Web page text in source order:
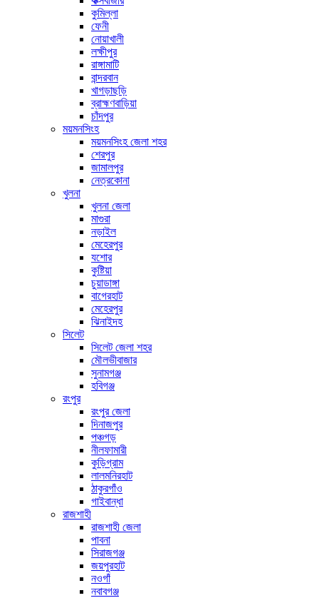
কুমিল্লা
ফেনী
নোয়াখালী
লক্ষীপুর
রাঙ্গামাটি
বান্দরবান
খাগড়াছড়ি
ব্রাহ্মণবাড়িয়া
চাঁদপুর
ময়মনসিংহ
ময়মনসিংহ জেলা শহর
শেরপুর
জামালপুর
নেত্রকোনা
খুলনা
খুলনা জেলা
মাগুরা
নড়াইল
মেহেরপুর
যশোর
কুষ্টিয়া
চুয়াডাঙ্গা
বাগেরহাট
মেহেরপুর
ঝিনাইদহ
সিলেট
সিলেট জেলা শহর
মৌলভীবাজার
সুনামগঞ্জ
হবিগঞ্জ
রংপুর
রংপুর জেলা
দিনাজপুর
পঞ্চগড়
নীলফামারী
কুড়িগ্রাম
লালমনিরহাট
ঠাকুরগাঁও
গাইবান্ধা
রাজশাহী
রাজশাহী জেলা
পাবনা
সিরাজগঞ্জ
জয়পুরহাট
নওগাঁ
নবাবগঞ্জ